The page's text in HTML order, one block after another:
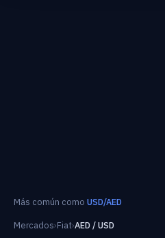
Más común como USD/AED
Mercados›Fiat›AED / USD